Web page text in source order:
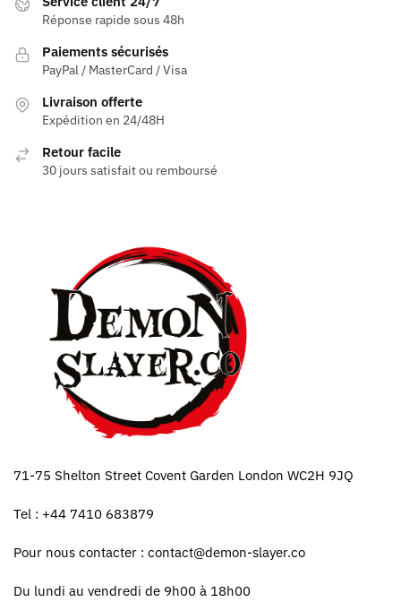
Réponse rapide sous 48h
Paiements sécurisés
PayPal / MasterCard / Visa
Livraison offerte
Expédition en 24/48H
Retour facile
30 jours satisfait ou remboursé
71-75 Shelton Street Covent Garden London WC2H 9JQ
Tel : +44 7410 683879
Pour nous contacter : contact@demon-slayer.co
Du lundi au vendredi de 9h00 à 18h00